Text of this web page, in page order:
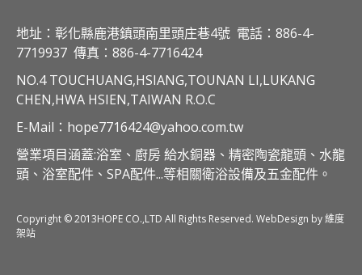
地址：彰化縣鹿港鎮頭南里頭庄巷4號 電話：886-4-
7719937 傳真：886-4-7716424
NO.4 TOUCHUANG,HSIANG,TOUNAN LI,LUKANG
CHEN,HWA HSIEN,TAIWAN R.O.C
E-Mail：hope7716424@yahoo.com.tw
營業項目涵蓋:浴室、廚房 給水銅器、精密陶瓷龍頭、水龍
頭、浴室配件、SPA配件...等相關衛浴設備及五金配件。
Copyright © 2013HOPE CO.,LTD All Rights Reserved. WebDesign by 維度
架站